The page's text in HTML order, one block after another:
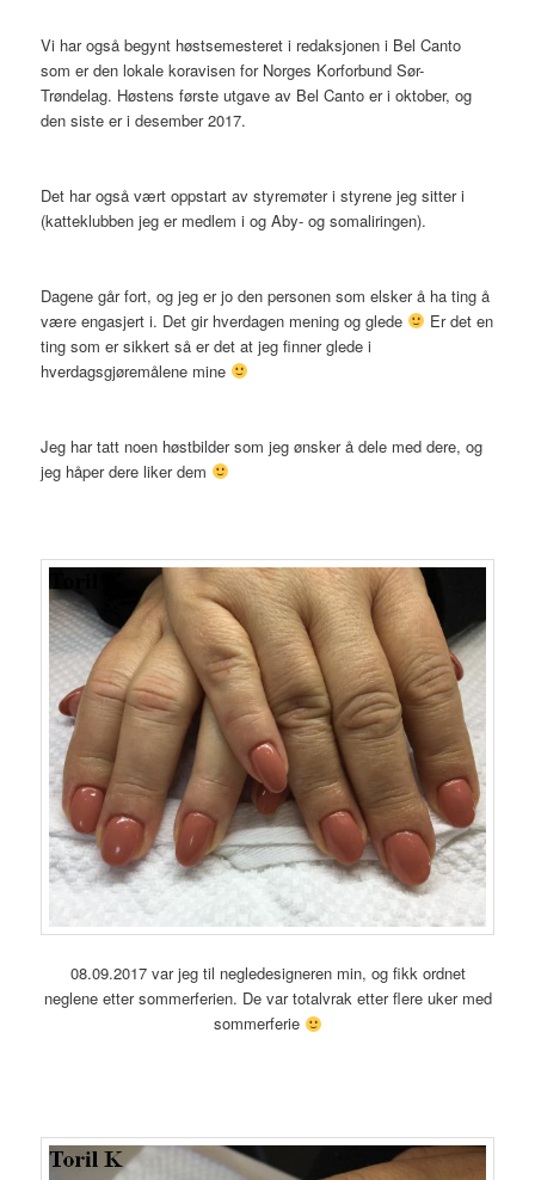
Vi har også begynt høstsemesteret i redaksjonen i Bel Canto
som er den lokale koravisen for Norges Korforbund Sør-
Trøndelag. Høstens første utgave av Bel Canto er i oktober, og
den siste er i desember 2017.
Det har også vært oppstart av styremøter i styrene jeg sitter i
(katteklubben jeg er medlem i og Aby- og somaliringen).
Dagene går fort, og jeg er jo den personen som elsker å ha ting å
være engasjert i. Det gir hverdagen mening og glede
Er det en
ting som er sikkert så er det at jeg finner glede i
hverdagsgjøremålene mine
Jeg har tatt noen høstbilder som jeg ønsker å dele med dere, og
jeg håper dere liker dem
08.09.2017 var jeg til negledesigneren min, og fikk ordnet
neglene etter sommerferien. De var totalvrak etter flere uker med
sommerferie